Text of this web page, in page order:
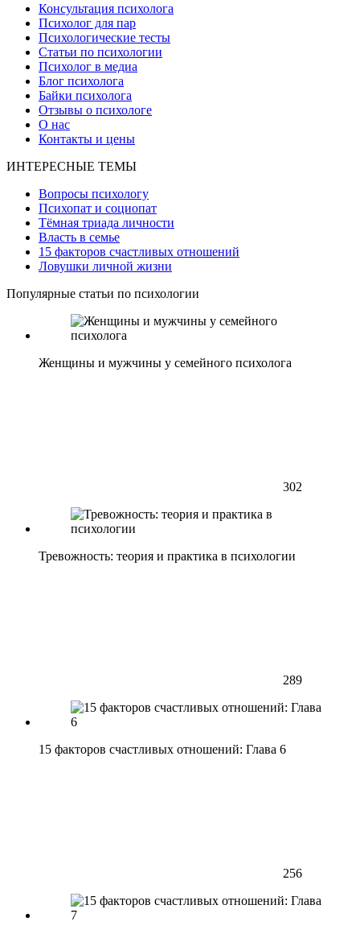
Консультация психолога
Психолог для пар
Психологические тесты
Статьи по психологии
Психолог в медиа
Блог психолога
Байки психолога
Отзывы о психологе
О нас
Контакты и цены
ИНТЕРЕСНЫЕ ТЕМЫ
Вопросы психологу
Психопат и социопат
Тёмная триада личности
Власть в семье
15 факторов счастливых отношений
Ловушки личной жизни
Популярные статьи по психологии
Женщины и мужчины у семейного психолога
302
Тревожность: теория и практика в психологии
289
15 факторов счастливых отношений: Глава 6
256